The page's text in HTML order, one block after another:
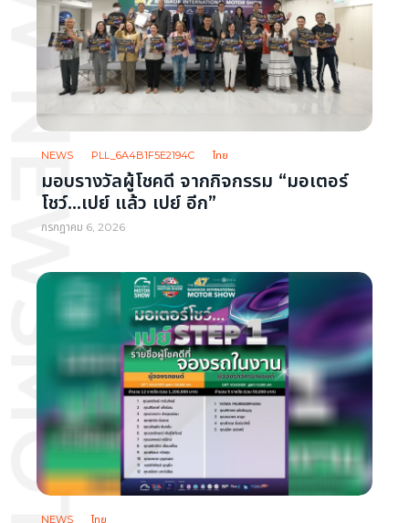
NEWS PLL_6A4B1F5E2194C ไทย
มอบรางวัลผู้โชคดี จากกิจกรรม “มอเตอร์
โชว์…เปย์ แล้ว เปย์ อีก”
กรกฎาคม 6, 2026
NEWS ไทย